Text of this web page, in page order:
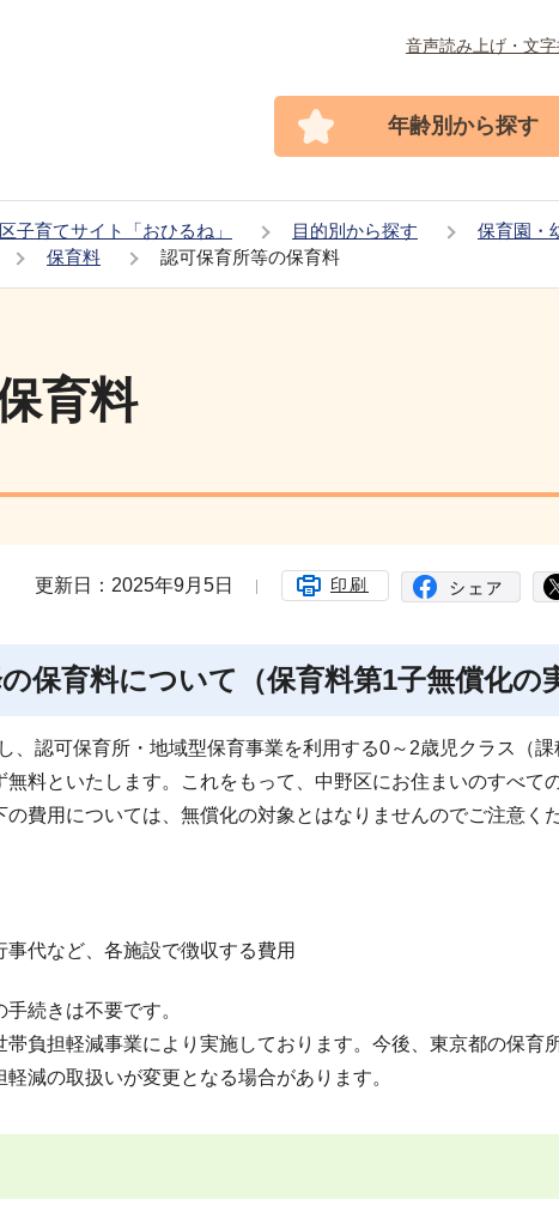
音声読み上げ・文
年齢別から探す
子育てサイト「おひるね」 目的別から探す
保育園・
保育料 認可保育所等の保育料
育料
更新日：2025年9月5日 印刷
保育料について（保育料第1子無償化の
、認可保育所・地域型保育事業を利用する0～2歳児クラス（課
料といたします。これをもって、中野区にお住まいのすべて
費用については、無償化の対象とはなりませんのでご注意くだ
代など、各施設で徴収する費用
続きは不要です。
負担軽減事業により実施しております。今後、東京都の保育
減の取扱いが変更となる場合があります。